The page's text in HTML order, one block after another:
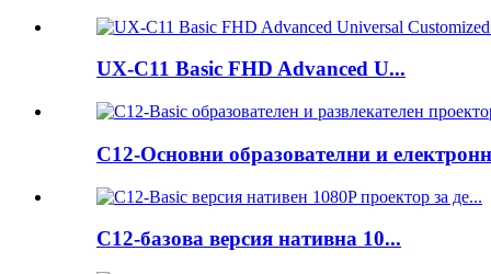
UX-C11 Basic FHD Advanced U...
C12-Основни образователни и
C12-базова версия нативна 10...